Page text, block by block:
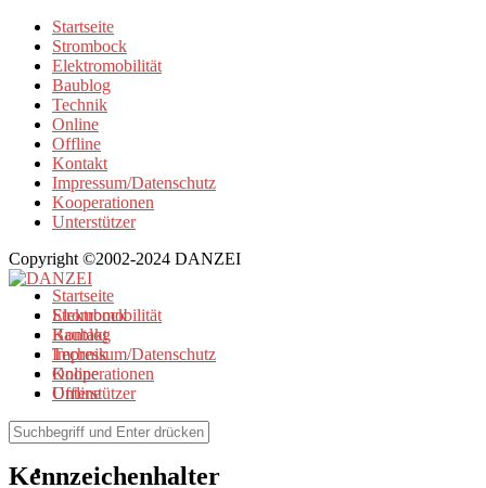
Startseite
Strombock
Elektromobilität
Baublog
Technik
Online
Offline
Kontakt
Impressum/Datenschutz
Kooperationen
Unterstützer
Copyright ©2002-2024 DANZEI
Startseite
Strombock
Kontakt
Impressum/Datenschutz
Kooperationen
Unterstützer
Elektromobilität
Baublog
Technik
Online
Offline
Browse Tag
Kennzeichenhalter